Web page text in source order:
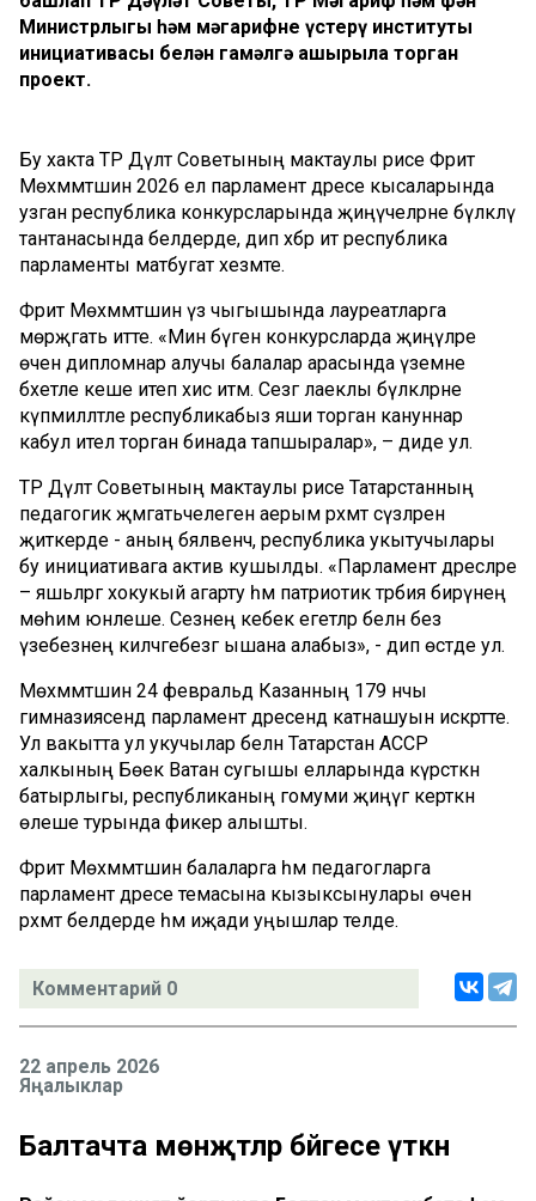
Министрлыгы һәм мәгарифне үстерү институты
инициативасы белән гамәлгә ашырыла торган
проект.
Бу хакта ТР Дәүләт Советының мактаулы рәисе Фәрит
Мөхәммәтшин 2026 ел парламент дәресе кысаларында
узган республика конкурсларында җиңүчеләрне бүләкләү
тантанасында белдерде, дип хәбәр итә республика
парламенты матбугат хезмәте.
Фәрит Мөхәммәтшин үз чыгышында лауреатларга
мөрәҗәгать итте. «Мин бүген конкурсларда җиңүләре
өчен дипломнар алучы балалар арасында үземне
бәхетле кеше итеп хис итәм. Сезгә лаеклы бүләкләрне
күпмилләтле республикабыз яши торган кануннар
кабул ителә торган бинада тапшыралар», – диде ул.
ТР Дәүләт Советының мактаулы рәисе Татарстанның
педагогик җәмәгатьчелегенә аерым рәхмәт сүзләрен
җиткерде - аның бәяләвенчә, республика укытучылары
бу инициативага актив кушылды. «Парламент дәресләре
– яшьләргә хокукый агарту һәм патриотик тәрбия бирүнең
мөһим юнәлеше. Сезнең кебек егетләр белән без
үзебезнең киләчәгебезгә ышана алабыз», - дип өстәде ул.
Мөхәммәтшин 24 февральдә Казанның 179 нчы
гимназиясендә парламент дәресендә катнашуын искәртте.
Ул вакытта ул укучылар белән Татарстан АССР
халкының Бөек Ватан сугышы елларында күрсәткән
батырлыгы, республиканың гомуми җиңүгә керткән
өлеше турында фикер алышты.
Фәрит Мөхәммәтшин балаларга һәм педагогларга
парламент дәресе темасына кызыксынулары өчен
рәхмәт белдерде һәм иҗади уңышлар теләде.
Комментарий 0
22 апрель 2026
Яңалыклар
Балтачта мөнәҗәтләр бәйгесе үткән